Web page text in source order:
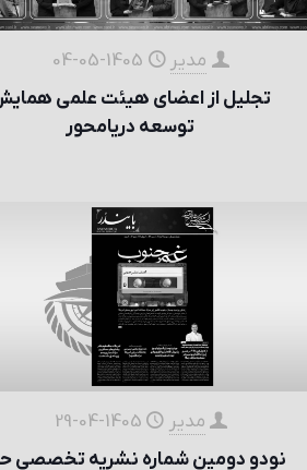
مدیر
1405-05-04
تجلیل از اعضای هیئت علمی
توسعه دریا‌محور
مدیر
1405-04-29
نودو دومین شماره نشریه تخصصی